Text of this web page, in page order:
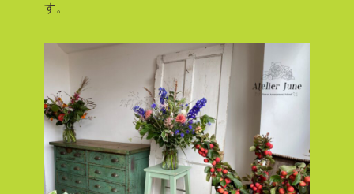
す。